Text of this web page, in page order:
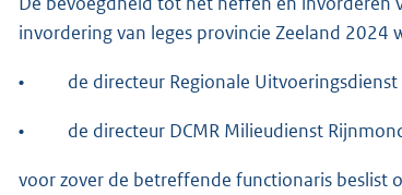
invordering van leges provincie Zeeland 2024
• de directeur Regionale
• de directeur DCMR Milieudienst
voor zover de betreffende functionaris beslist